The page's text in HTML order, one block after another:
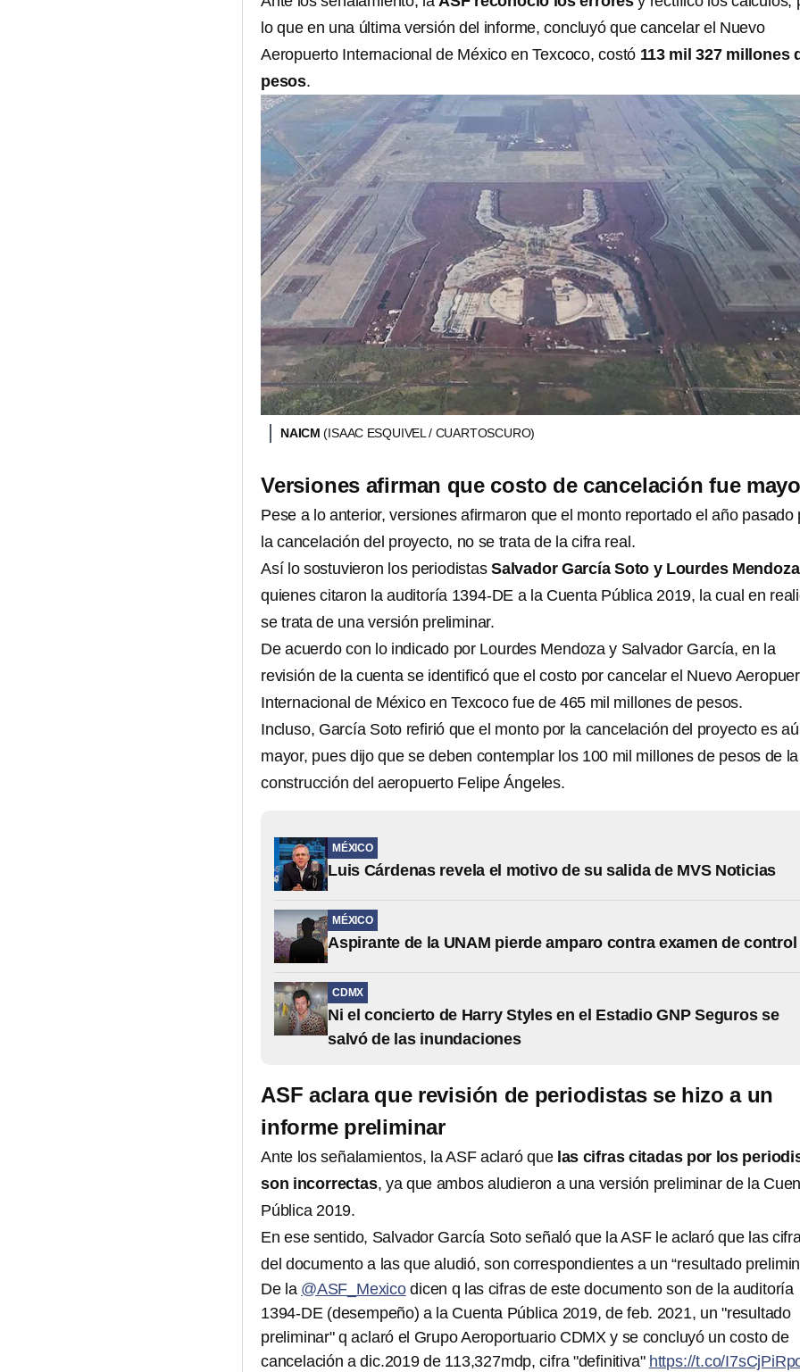
lo que en una última versión del informe, concluyó que cancelar el Nuevo
Aeropuerto Internacional de México en Texcoco, costó 113 mil 327 millones
pesos.
NAICM(ISAAC ESQUIVEL / CUARTOSCURO)
Versiones afirman que costo de cancelación fue
Pese a lo anterior, versiones afirmaron que el monto reportado el año pasado
la cancelación del proyecto, no se trata de la cifra real.
Así lo sostuvieron los periodistas Salvador García Soto y Lourdes Mendoza
quienes citaron la auditoría 1394-DE a la Cuenta Pública 2019, la cual en
se trata de una versión preliminar.
De acuerdo con lo indicado por Lourdes Mendoza y Salvador García, en la
revisión de la cuenta se identificó que el costo por cancelar el Nuevo
Internacional de México en Texcoco fue de 465 mil millones de pesos.
Incluso, García Soto refirió que el monto por la cancelación del proyecto es
mayor, pues dijo que se deben contemplar los 100 mil millones de pesos de la
construcción del aeropuerto Felipe Ángeles.
MÉXICO
Luis Cárdenas revela el motivo de su salida de MVS Noticias
MÉXICO
Aspirante de la UNAM pierde amparo contra examen de control
CDMX
Ni el concierto de Harry Styles en el Estadio GNP Seguros se
salvó de las inundaciones
ASF aclara que revisión de periodistas se hizo a un
informe preliminar
Ante los señalamientos, la ASF aclaró que las cifras citadas por los
son incorrectas, ya que ambos aludieron a una versión preliminar de la
Pública 2019.
En ese sentido, Salvador García Soto señaló que la ASF le aclaró que las
del documento a las que aludió, son correspondientes a un “resultado
De la @ASF_Mexicodicen q las cifras de este documento son de la auditoría
1394-DE (desempeño) a la Cuenta Pública 2019, de feb. 2021, un "resultado
preliminar" q aclaró el Grupo Aeroportuario CDMX y se concluyó un costo de
cancelación a dic.2019 de 113,327mdp, cifra "definitiva" https://t.co/